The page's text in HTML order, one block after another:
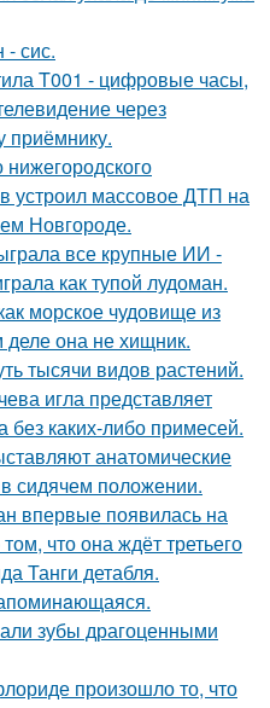
- сис.
T001 - цифровые часы,
через
приёмнику.
устроил массовое ДТП на
Новгороде.
все крупные ИИ -
как тупой лудоман.
морское чудовище из
она не хищник.
тысячи видов растений.
игла представляет
без каких-либо примесей.
анатомические
сидячем положении.
впервые появилась на
что она ждёт третьего
Танги детабля.
зубы драгоценными
произошло то, что